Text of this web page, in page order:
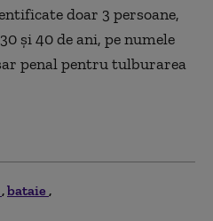
doar 3 persoane,
și 40 de ani, pe numele
penal pentru tulburarea
bataie